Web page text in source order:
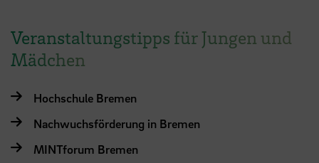
Veranstaltungstipps für Jungen und
Mädchen
Hochschule Bremen
Nachwuchsförderung in Bremen
MINTforum Bremen